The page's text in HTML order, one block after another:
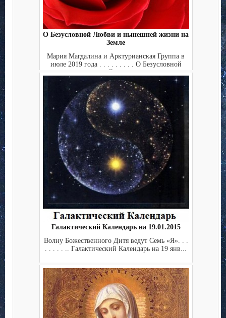
О Безусловной Любви и нынешней жизни на
Земле
Мария Магдалина и Арктурианская Группа в
июле 2019 года . . . . . . . . . О Безусловной
Лю...
Галактический Календарь на 19.01.2015
Волну Божественного Дитя ведут Семь «Я». . .
. . . . . .. Галактический Календарь на 19 янв...